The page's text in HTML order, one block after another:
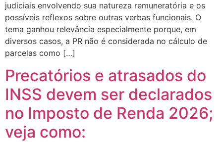
judiciais envolvendo sua natureza remuneratória e os
possíveis reflexos sobre outras verbas funcionais. O
tema ganhou relevância especialmente porque, em
diversos casos, a PR não é considerada no cálculo de
parcelas como […]
Precatórios e atrasados do
INSS devem ser declarados
no Imposto de Renda 2026;
veja como: